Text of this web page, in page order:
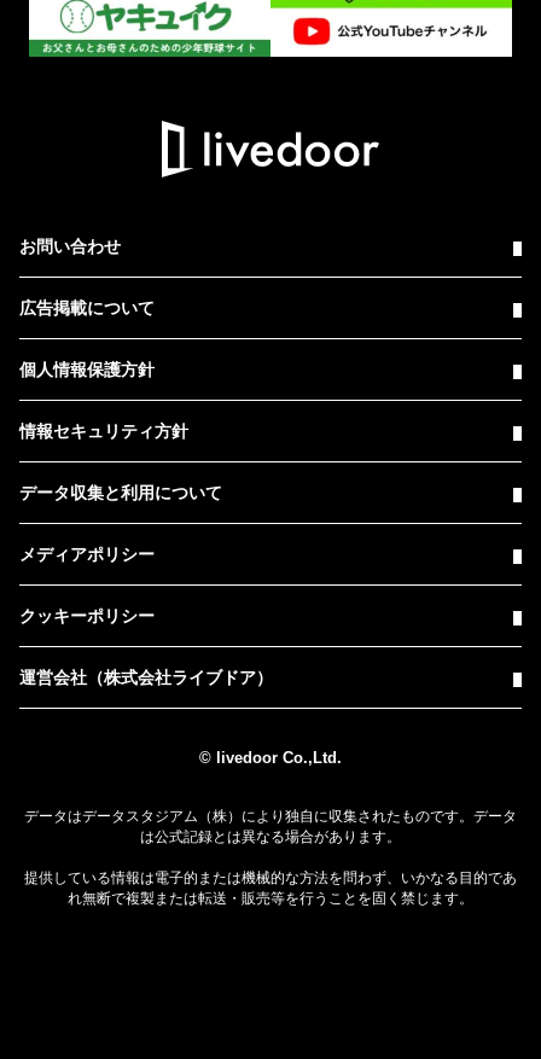
お問い合わせ
広告掲載について
個人情報保護方針
情報セキュリティ方針
データ収集と利用について
メディアポリシー
クッキーポリシー
運営会社（株式会社ライブドア）
© livedoor Co.,Ltd.
データはデータスタジアム（株）により独自に収集されたものです。データ
は公式記録とは異なる場合があります。
提供している情報は電子的または機械的な方法を問わず、いかなる目的であ
れ無断で複製または転送・販売等を行うことを固く禁じます。